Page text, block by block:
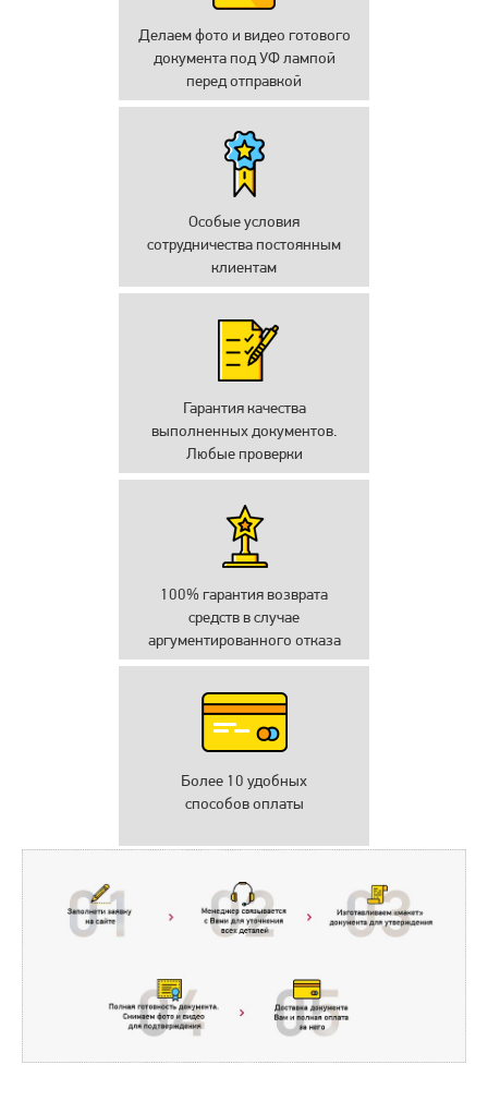
Делаем фото и видео готового
документа под УФ лампой
перед отправкой
Особые условия
сотрудничества постоянным
клиентам
Гарантия качества
выполненных документов.
Любые проверки
100% гарантия возврата
средств в случае
аргументированного отказа
Более 10 удобных
способов оплаты